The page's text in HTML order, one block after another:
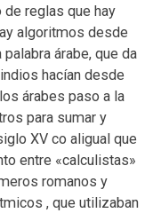
reglas que hay
algoritmos desde
árabe, que da
hacían desde
árabes paso a la
para sumar y
XV co aligual que
entre «calculistas»
romanos y
, que utilizaban